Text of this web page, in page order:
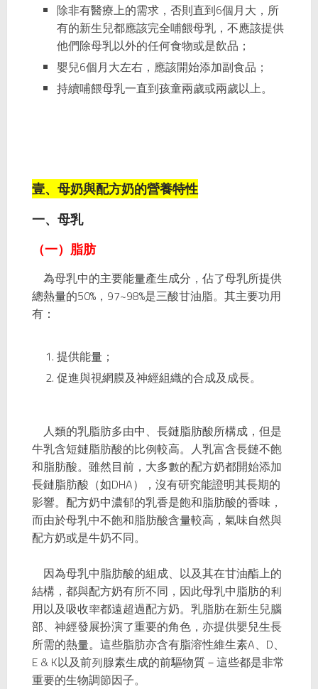
除非有醫療上的需求，否則直到6個月大 ，所
有的新生兒都應該完全哺餵母乳，不應該提供
他們除母乳以外的任何食物或是飲品；
嬰兒6個月大左右，應該開始添加副食品；
持續哺餵母乳一直到孩童兩歲或兩歲以上。
壹、母奶與配方奶的營養特性
一、母乳
（一）脂肪
為母乳中的主要能量產生成分，佔了母乳所提供
總熱量的50%，97~98%是三酸甘油脂。其主要功用
有：
提供能量；
促進與視網膜及神經組織的合成及成長。
人類的乳脂肪多由中、長鏈脂肪酸所構成，但是
牛乳含短鏈脂肪酸的比例較高。人乳富含長鏈不飽
和脂肪酸。雖然目前，大多數的配方奶都開始添加
長鏈脂肪酸（如DHA），沒有研究能證明其長期的
影響。配方奶中濃郁的乳香是飽和脂肪酸的香味，
而由於母乳中不飽和脂肪酸含量較高，氣味自然與
配方奶或是牛奶不同。
因為母乳中脂肪酸的組成、以及其在甘油酯上的
結構，都與配方奶有所不同，因此母乳中脂肪的利
用以及吸收率都遠超過配方奶。乳脂肪在新生兒腦
部、神經發展扮演了重要的角色，亦提供嬰兒生長
所需的熱量。這些脂肪亦含有脂溶性維生素A、D、
E & K以及前列腺素生成的前驅物質－這些都是非常
重要的生物調節因子。